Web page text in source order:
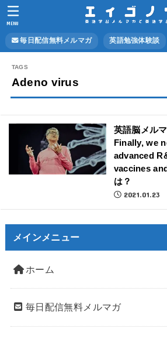
毎日配信無料メルマガ 英語勉強体験談
MENU
Adeno virus
英語脳メル
Finally, we
advanced
vaccines
は？
2021.01.23
メインメニュー
ホーム
毎日配信無料メルマガ